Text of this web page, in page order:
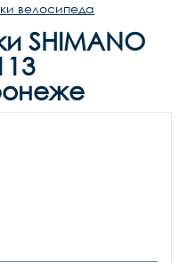
велосипеда
SHIMANO